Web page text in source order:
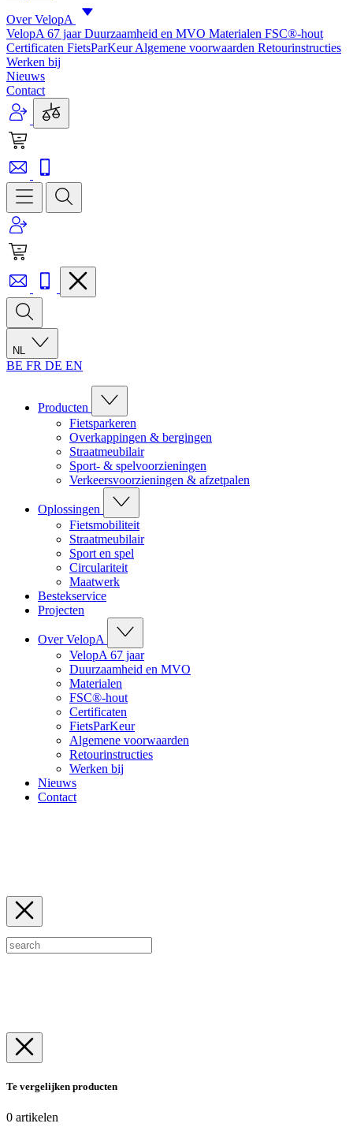
Over VelopA
VelopA 67 jaarDuurzaamheid en MVO Materialen FSC®-hout
Certificaten FietsParKeurAlgemene voorwaarden Retourinstructies
Werken bij
Nieuws
Contact
NL
BE FR DE EN
Producten
Fietsparkeren
Overkappingen & bergingen
Straatmeubilair
Sport- & spelvoorzieningen
Verkeersvoorzieningen & afzetpalen
Oplossingen
Fietsmobiliteit
Straatmeubilair
Sport en spel
Circulariteit
Maatwerk
Bestekservice
Projecten
Over VelopA
VelopA 67 jaar
Duurzaamheid en MVO
Materialen
FSC®-hout
Certificaten
FietsParKeur
Algemene voorwaarden
Retourinstructies
Werken bij
Nieuws
Contact
Te vergelijken producten
0 artikelen